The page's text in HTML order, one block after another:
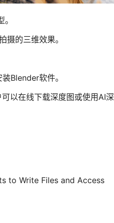
摄的三维效果。
Blender软件。
以在线下载深度图或使用AI深
to Write Files and Access